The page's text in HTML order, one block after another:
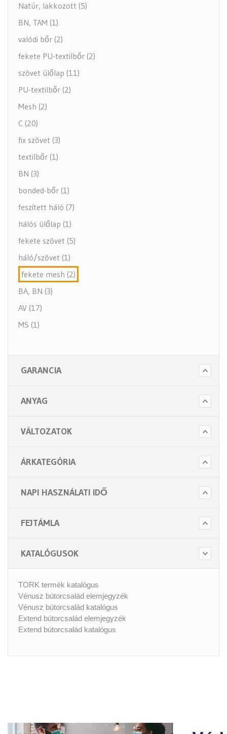
Natúr, lakkozott (5)
BN, TAM (1)
valódi bőr (2)
fekete PU-textilbőr (2)
szövet ülőlap (11)
PU-textilbőr (2)
Mesh (2)
C (20)
fix szövet (3)
textilbőr (1)
BN (3)
bonded-bőr (1)
feszített háló (7)
hálós ülőlap (1)
fekete szövet (5)
háló/szövet (1)
fekete mesh (2)
BA, BN (3)
AV (17)
MS (1)
GARANCIA
ANYAG
VÁLTOZATOK
ÁRKATEGÓRIA
NAPI HASZNÁLATI IDŐ
FEJTÁMLA
KATALÓGUSOK
TORK termék katalógus
Vénusz bútorcsalád elemjegyzék
Vénusz bútorcsalád katalógus
Extend bútorcsalád elemjegyzék
Extend bútorcsalád katalógus